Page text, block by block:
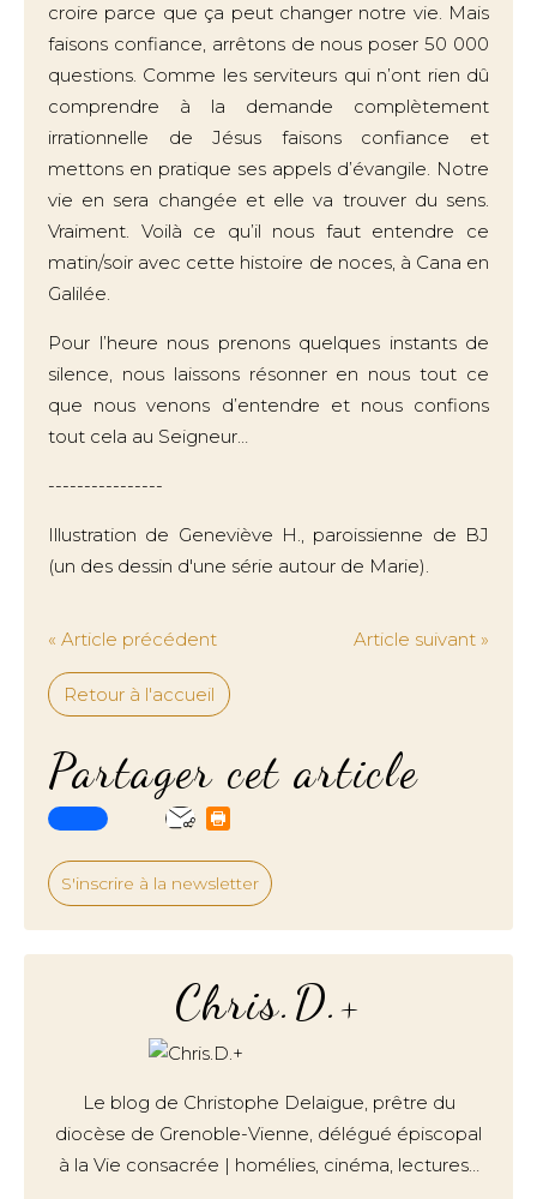
croire parce que ça peut changer notre vie. Mais
faisons confiance, arrêtons de nous poser 50 000
questions. Comme les serviteurs qui n’ont rien dû
comprendre à la demande complètement
irrationnelle de Jésus faisons confiance et
mettons en pratique ses appels d’évangile. Notre
vie en sera changée et elle va trouver du sens.
Vraiment. Voilà ce qu’il nous faut entendre ce
matin/soir avec cette histoire de noces, à Cana en
Galilée.
Pour l’heure nous prenons quelques instants de
silence, nous laissons résonner en nous tout ce
que nous venons d’entendre et nous confions
tout cela au Seigneur…
----------------
Illustration de Geneviève H., paroissienne de BJ
(un des dessin d'une série autour de Marie).
« Article précédent Article suivant »
Retour à l'accueil
Partager cet article
S'inscrire à la newsletter
Chris.D.+
Le blog de Christophe Delaigue, prêtre du
diocèse de Grenoble-Vienne, délégué épiscopal
à la Vie consacrée | homélies, cinéma, lectures…